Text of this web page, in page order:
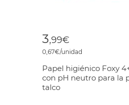
3,99€
0,67€/unidad
Papel higiénico Foxy
con pH neutro para la
talco